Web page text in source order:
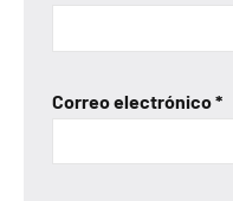
Correo electrónico*